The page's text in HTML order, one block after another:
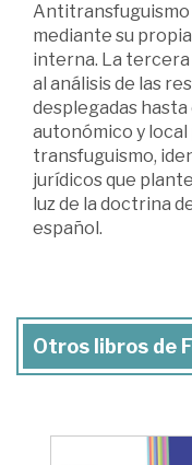
Antitransfuguismo
mediante su
interna. La tercera
al análisis de las
desplegadas
autonómico y local
transfuguismo,
jurídicos que
luz de la doctrina
español.
Otros libros de